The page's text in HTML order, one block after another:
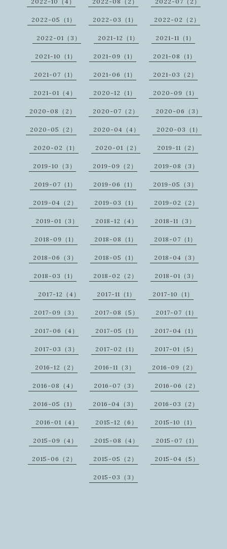
2022-05（1） 2022-03（1） 2022-02（2）
2022-01（3） 2021-12（1） 2021-11（1）
2021-10（1） 2021-09（1） 2021-08（1）
2021-07（1） 2021-06（1） 2021-03（2）
2021-01（4） 2020-12（1） 2020-09（1）
2020-08（2） 2020-07（2） 2020-06（3）
2020-05（2） 2020-04（4） 2020-03（1）
2020-02（1） 2020-01（2） 2019-11（2）
2019-10（3） 2019-09（2） 2019-08（3）
2019-07（1） 2019-06（1） 2019-05（3）
2019-04（2） 2019-03（1） 2019-02（2）
2019-01（3） 2018-12（4） 2018-11（3）
2018-09（1） 2018-08（1） 2018-07（1）
2018-06（3） 2018-05（1） 2018-04（3）
2018-03（1） 2018-02（2） 2018-01（3）
2017-12（4） 2017-11（1） 2017-10（1）
2017-09（3） 2017-08（5） 2017-07（1）
2017-06（4） 2017-05（1） 2017-04（1）
2017-03（3） 2017-02（1） 2017-01（5）
2016-12（2） 2016-11（3） 2016-09（2）
2016-08（4） 2016-07（3） 2016-06（2）
2016-05（1） 2016-04（3） 2016-03（2）
2016-01（4） 2015-12（6） 2015-10（1）
2015-09（4） 2015-08（4） 2015-07（1）
2015-06（2） 2015-05（2） 2015-04（5）
2015-03（3）